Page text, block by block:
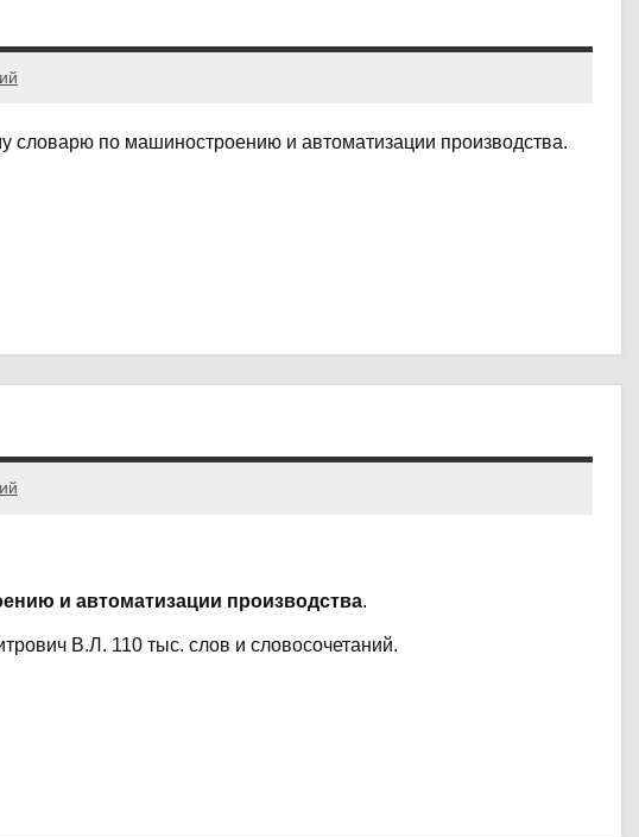
словарю по машиностроению и автоматизации производства.
и автоматизации производства.
В.Л. 110 тыс. слов и словосочетаний.